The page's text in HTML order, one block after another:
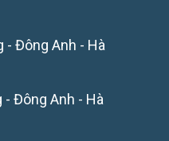
- Đông Anh - Hà
- Đông Anh - Hà